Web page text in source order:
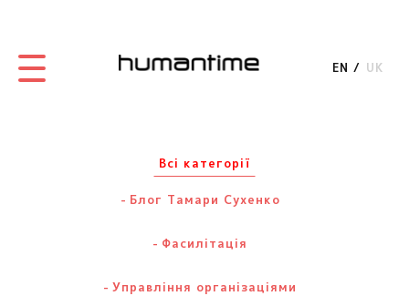
EN UK
Всі категорії
Блог Тамари Сухенко
Фасилітація
Управління організаціями